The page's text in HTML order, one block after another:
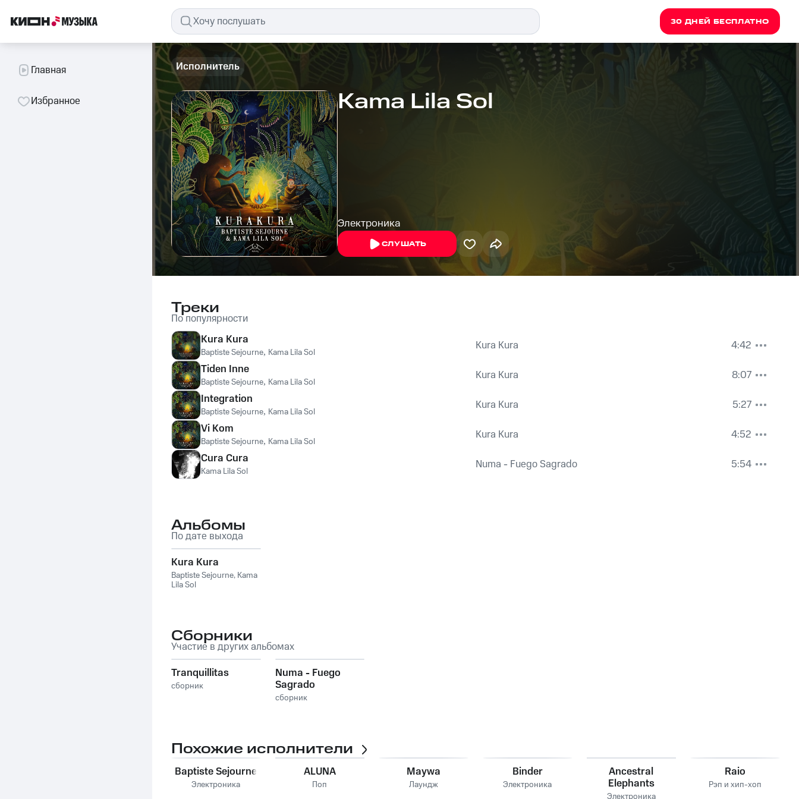
30 ДНЕЙ БЕСПЛАТНО
Главная
Избранное
Исполнитель
Kama Lila Sol
Электроника
СЛУШАТЬ
Треки
По популярности
Kura Kura
Baptiste Sejourne, Kama Lila Sol Kura Kura
4:42
Tiden Inne
Baptiste Sejourne, Kama Lila Sol Kura Kura
8:07
Integration
Baptiste Sejourne, Kama Lila Sol Kura Kura
5:27
Vi Kom
Baptiste Sejourne, Kama Lila Sol Kura Kura
4:52
Cura Cura
Kama Lila Sol Numa - Fuego Sagrado 5:54
Альбомы
По дате выхода
Kura Kura
Baptiste Sejourne, Kama
Lila Sol
Сборники
Участие в других альбомах
Tranquillitas
сборник
Numa - Fuego
Sagrado
сборник
Похожие исполнители
Baptiste Sejourne
Электроника
ALUNA
Поп
Maywa
Лаундж
Binder
Электроника
Ancestral
Elephants
Электроника
Raio
Рэп и хип-хоп